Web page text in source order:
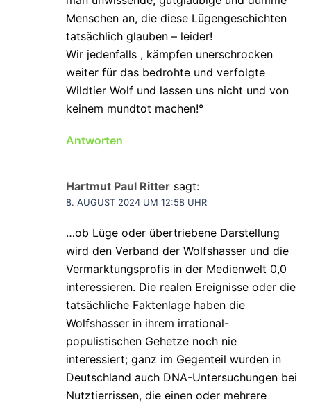
Menschen an, die diese Lügengeschichten
tatsächlich glauben – leider!
Wir jedenfalls , kämpfen unerschrocken
weiter für das bedrohte und verfolgte
Wildtier Wolf und lassen uns nicht und von
keinem mundtot machen!°
Antworten
Hartmut Paul Ritter sagt:
8. AUGUST 2024 UM 12:58 UHR
…ob Lüge oder übertriebene Darstellung
wird den Verband der Wolfshasser und die
Vermarktungsprofis in der Medienwelt 0,0
interessieren. Die realen Ereignisse oder die
tatsächliche Faktenlage haben die
Wolfshasser in ihrem irrational-
populistischen Gehetze noch nie
interessiert; ganz im Gegenteil wurden in
Deutschland auch DNA-Untersuchungen bei
Nutztierrissen, die einen oder mehrere